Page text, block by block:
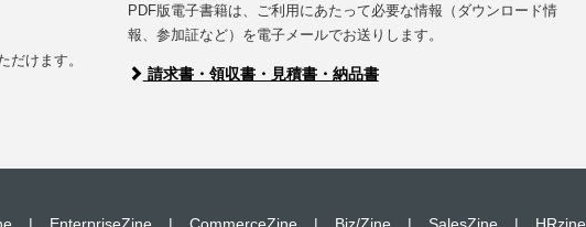
だけます。
PDF版電子書籍は、ご利用にあたって必要な情報（ダウンロード情
報、参加証など）を電子メールでお送りします。
請求書・領収書・見積書・納品書
| EnterpriseZine | CommerceZine | Biz/Zine | SalesZine | HRzine